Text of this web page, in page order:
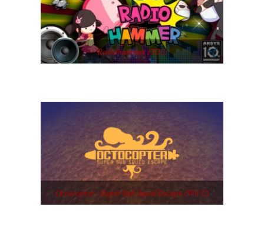
Radiohammer (3DS)
Octocopter : Super Sub Squid Escape (Wii U)